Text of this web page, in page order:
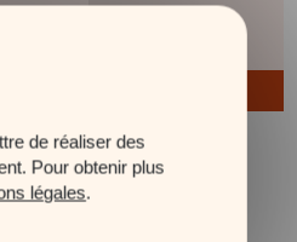
de réaliser des
Pour obtenir plus
légales.